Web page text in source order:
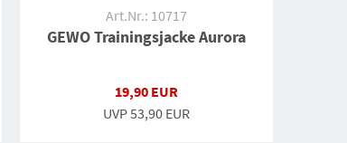
Art.Nr.: 10717
GEWO Trainingsjacke Aurora
19,90 EUR
UVP53,90 EUR